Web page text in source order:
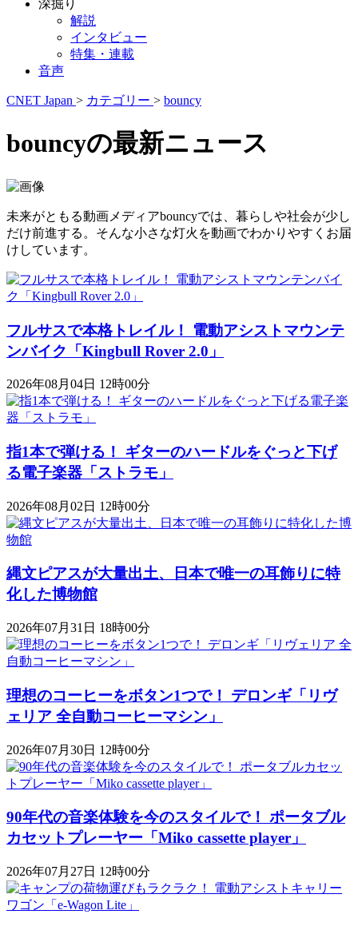
深掘り
解説
インタビュー
特集・連載
音声
CNET Japan > カテゴリー > bouncy
bouncyの最新ニュース
未来がともる動画メディアbouncyでは、暮らしや社会が少し
だけ前進する。そんな小さな灯火を動画でわかりやすくお届
けしています。
フルサスで本格トレイル！ 電動アシストマウンテ
ンバイク「Kingbull Rover 2.0」
2026年08月04日 12時00分
指1本で弾ける！ ギターのハードルをぐっと下げ
る電子楽器「ストラモ」
2026年08月02日 12時00分
縄文ピアスが大量出土、日本で唯一の耳飾りに特
化した博物館
2026年07月31日 18時00分
理想のコーヒーをボタン1つで！ デロンギ「リヴ
ェリア 全自動コーヒーマシン」
2026年07月30日 12時00分
90年代の音楽体験を今のスタイルで！ ポータブル
カセットプレーヤー「Miko cassette player」
2026年07月27日 12時00分